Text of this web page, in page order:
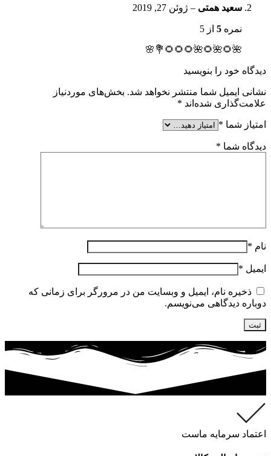
سعید همتی – ژوئن 27, 2019
نمره 5 از 5
🌺🌻🌺🌻🌺🌻🌻🌻💐🌸
دیدگاه خود را بنویسید
نشانی ایمیل شما منتشر نخواهد شد. بخش‌های موردنیاز
علامت‌گذاری شده‌اند *
امتیاز شما *
دیدگاه شما *
نام *
ایمیل *
ذخیره نام، ایمیل و وبسایت من در مرورگر برای زمانی که
دوباره دیدگاهی می‌نویسم.
اعتماد سرمایه ماست